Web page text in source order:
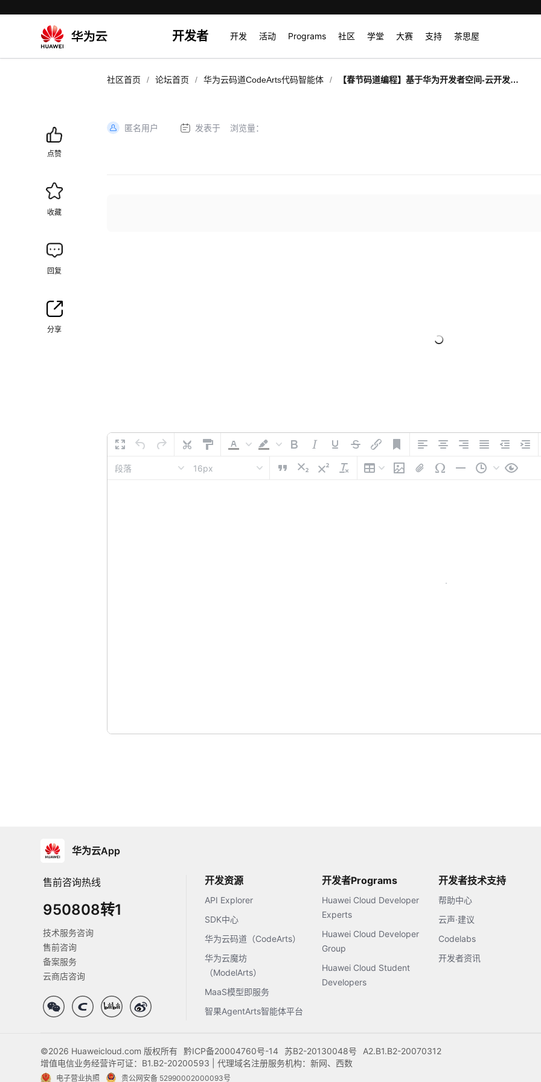
开发者 开发 活动 Programs 社区 学堂 大赛 支持 茶思屋
社区首页 / 论坛首页 / 华为云码道CodeArts代码智能体 /
【春节码道编程】基于华为开发者空间-云开发环
点赞
收藏
回复
分享
匿名用户 发表于 浏览量：
段落 16px
华为云App
售前咨询热线
950808转1
技术服务咨询
售前咨询
备案服务
云商店咨询
开发资源
API Explorer
SDK中心
华为云码道（CodeArts）
华为云魔坊
（ModelArts）
MaaS模型即服务
智果AgentArts智能体平台
开发者Programs
Huawei Cloud Developer
Experts
Huawei Cloud Developer
Group
Huawei Cloud Student
Developers
开发者技术支持
帮助中心
云声·建议
Codelabs
开发者资讯
©2026 Huaweicloud.com 版权所有 黔ICP备20004760号-14 苏B2-20130048号
A2.B1.B2-20070312
增值电信业务经营许可证：B1.B2-20200593 | 代理域名注册服务机构：新网、西数
电子营业执照 贵公网安备 52990002000093号